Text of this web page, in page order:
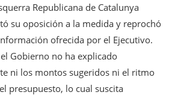
Republicana de Catalunya
su oposición a la medida y reprochó
ofrecida por el Ejecutivo.
Gobierno no ha explicado
ni los montos sugeridos ni el ritmo
presupuesto, lo cual suscita